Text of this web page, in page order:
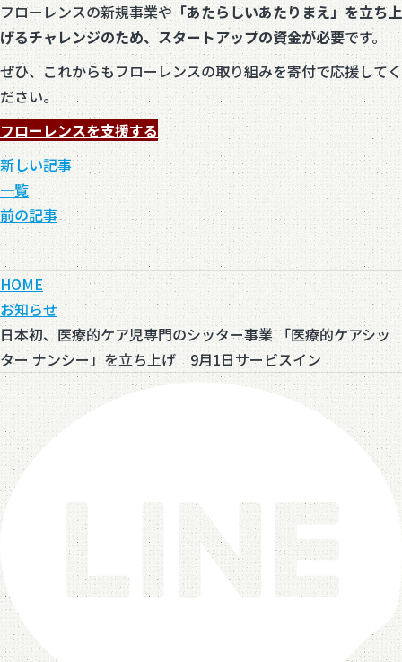
フローレンスの新規事業や「あたらしいあたりまえ」を立ち上
げるチャレンジのため、スタートアップの資金が必要です。
ぜひ、これからもフローレンスの取り組みを寄付で応援してく
ださい。
フローレンスを支援する
新しい記事
一覧
前の記事
HOME
お知らせ
日本初、医療的ケア児専門のシッター事業 「医療的ケアシッ
ター ナンシー」を立ち上げ 9月1日サービスイン